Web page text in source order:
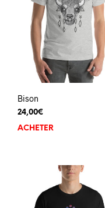
Bison
24,00€
ACHETER